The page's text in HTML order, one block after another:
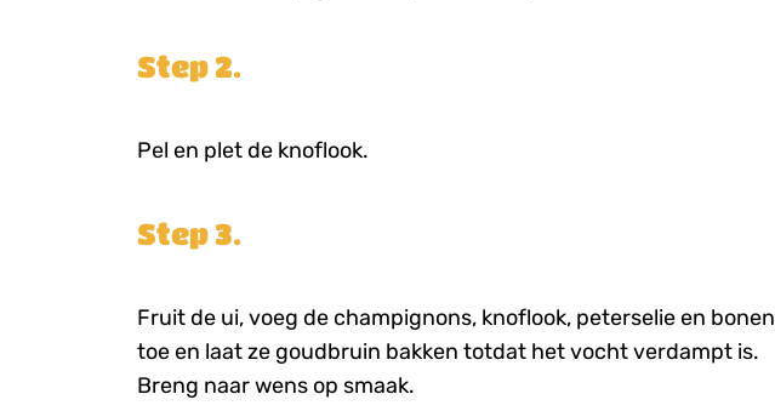
Step 2.
Pel en plet de knoflook.
Step 3.
Fruit de ui, voeg de champignons, knoflook, peterselie en bonen
toe en laat ze goudbruin bakken totdat het vocht verdampt is.
Breng naar wens op smaak.